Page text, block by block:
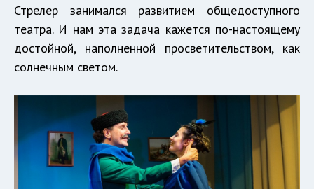
Стрелер занимался развитием общедоступного
театра. И нам эта задача кажется по-настоящему
достойной, наполненной просветительством, как
солнечным светом.